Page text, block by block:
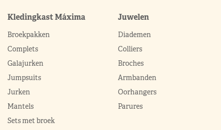
Kledingkast Máxima
Broekpakken
Complets
Galajurken
Jumpsuits
Jurken
Mantels
Sets met broek
Juwelen
Diademen
Colliers
Broches
Armbanden
Oorhangers
Parures